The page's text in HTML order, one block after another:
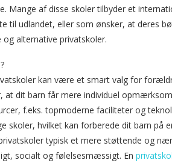
Mange af disse skoler tilbyder et
til udlandet, eller som ønsker, at deres
alternative privatskoler.
kan være et smart valg for
at dit barn får mere individuel
f.eks. topmoderne faciliteter og
skoler, hvilket kan forberede dit barn på
typisk et mere støttende og
socialt og følelsesmæssigt. En